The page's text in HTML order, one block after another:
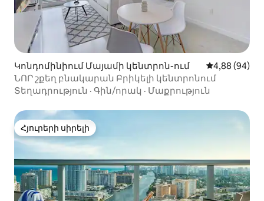
Կոնդոմինիում Մայամի կենտրոն-ում Միջին
4,88 (94)
ՆՈՐ շքեղ բնակարան Բրիկելի կենտրոնում
Տեղադրություն · Գին/որակ · Մաքրություն
Հյուրերի սիրելի
Հյուրերի սիրելի